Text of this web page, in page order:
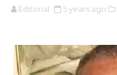
Editorial 5 years ago